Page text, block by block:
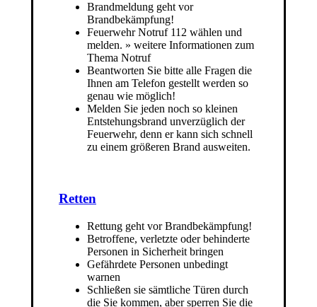
Brandmeldung geht vor
Brandbekämpfung!
Feuerwehr Notruf 112 wählen und
melden. » weitere Informationen zum
Thema Notruf
Beantworten Sie bitte alle Fragen die
Ihnen am Telefon gestellt werden so
genau wie möglich!
Melden Sie jeden noch so kleinen
Entstehungsbrand unverzüglich der
Feuerwehr, denn er kann sich schnell
zu einem größeren Brand ausweiten.
Retten
Rettung geht vor Brandbekämpfung!
Betroffene, verletzte oder behinderte
Personen in Sicherheit bringen
Gefährdete Personen unbedingt
warnen
Schließen sie sämtliche Türen durch
die Sie kommen, aber sperren Sie die